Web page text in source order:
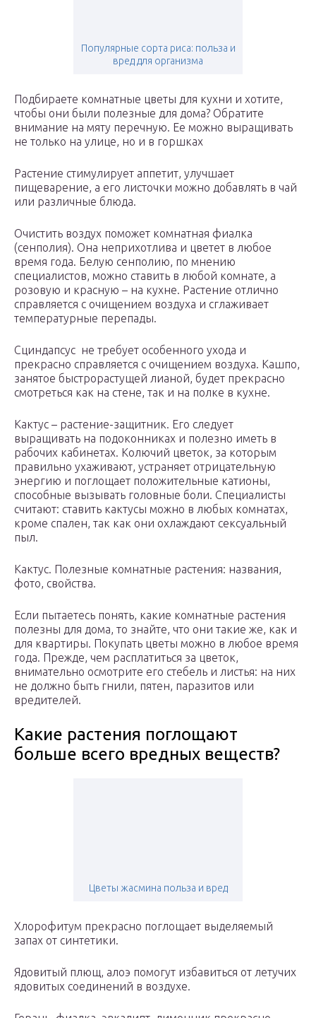
Популярные сорта риса: польза и
вред для организма
Подбираете комнатные цветы для кухни и хотите,
чтобы они были полезные для дома? Обратите
внимание на мяту перечную. Ее можно выращивать
не только на улице, но и в горшках
Растение стимулирует аппетит, улучшает
пищеварение, а его листочки можно добавлять в чай
или различные блюда.
Очистить воздух поможет комнатная фиалка
(сенполия). Она неприхотлива и цветет в любое
время года. Белую сенполию, по мнению
специалистов, можно ставить в любой комнате, а
розовую и красную – на кухне. Растение отлично
справляется с очищением воздуха и сглаживает
температурные перепады.
Сциндапсус не требует особенного ухода и
прекрасно справляется с очищением воздуха. Кашпо,
занятое быстрорастущей лианой, будет прекрасно
смотреться как на стене, так и на полке в кухне.
Кактус – растение-защитник. Его следует
выращивать на подоконниках и полезно иметь в
рабочих кабинетах. Колючий цветок, за которым
правильно ухаживают, устраняет отрицательную
энергию и поглощает положительные катионы,
способные вызывать головные боли. Специалисты
считают: ставить кактусы можно в любых комнатах,
кроме спален, так как они охлаждают сексуальный
пыл.
Кактус. Полезные комнатные растения: названия,
фото, свойства.
Если пытаетесь понять, какие комнатные растения
полезны для дома, то знайте, что они такие же, как и
для квартиры. Покупать цветы можно в любое время
года. Прежде, чем расплатиться за цветок,
внимательно осмотрите его стебель и листья: на них
не должно быть гнили, пятен, паразитов или
вредителей.
Какие растения поглощают
больше всего вредных веществ?
Цветы жасмина польза и вред
Хлорофитум прекрасно поглощает выделяемый
запах от синтетики.
Ядовитый плющ, алоэ помогут избавиться от летучих
ядовитых соединений в воздухе.